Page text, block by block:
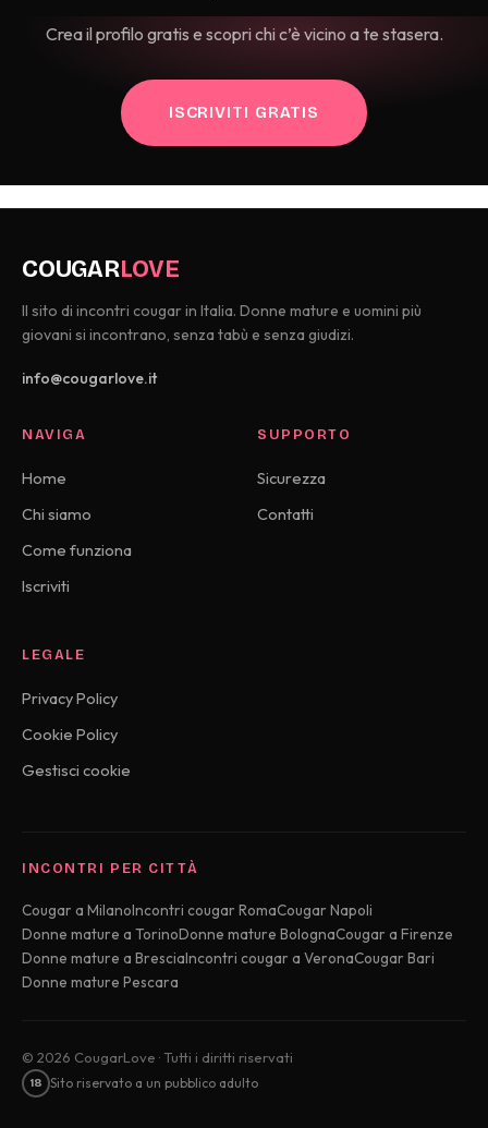
Crea il profilo gratis e scopri chi c’è vicino a te stasera.
ISCRIVITI GRATIS
COUGARLOVE
Il sito di incontri cougar in Italia. Donne mature e uomini più
giovani si incontrano, senza tabù e senza giudizi.
info@cougarlove.it
NAVIGA
Home
Chi siamo
Come funziona
Iscriviti
SUPPORTO
Sicurezza
Contatti
LEGALE
Privacy Policy
Cookie Policy
Gestisci cookie
INCONTRI PER CITTÀ
Cougar a MilanoIncontri cougar RomaCougar Napoli
Donne mature a TorinoDonne mature BolognaCougar a Firenze
Donne mature a BresciaIncontri cougar a VeronaCougar Bari
Donne mature Pescara
© 2026 CougarLove · Tutti i diritti riservati
18 Sito riservato a un pubblico adulto